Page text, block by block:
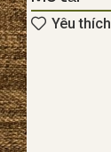
Yêu thích